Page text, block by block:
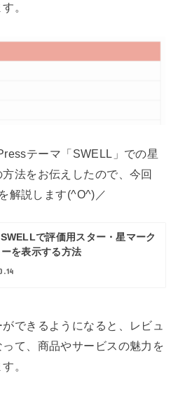
。
テーマ「SWELL」での星
法をお伝えしたので、今回
解説します(^O^)／
SWELLで評価用スター・星マーク
を表示する方法
できるようになると、レビュ
て、商品やサービスの魅力を
。